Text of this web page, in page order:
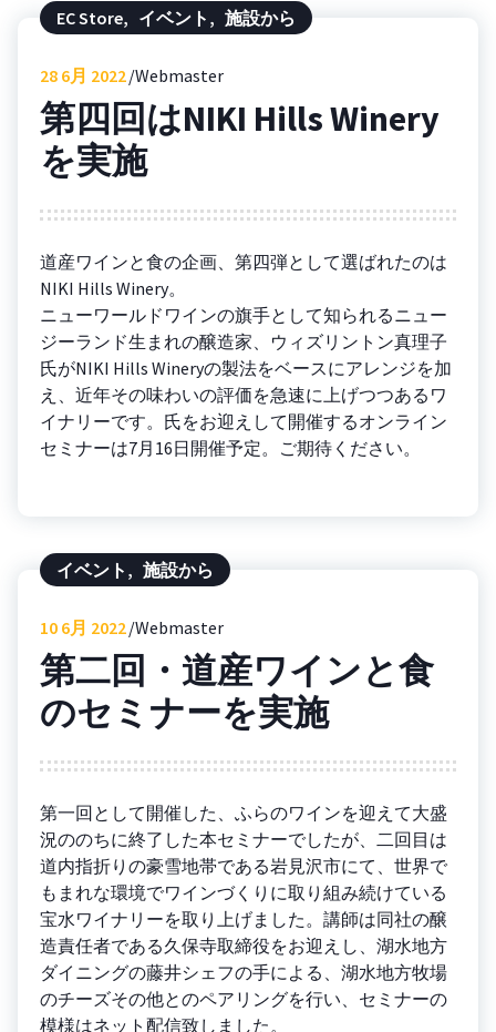
EC Store, イベント , 施設から
28 6月 2022 Webmaster
第四回はNIKI Hills Winery
を実施
道産ワインと食の企画、第四弾として選ばれたのは
NIKI Hills Winery。
ニューワールドワインの旗手として知られるニュー
ジーランド生まれの醸造家、ウィズリントン真理子
氏がNIKI Hills Wineryの製法をベースにアレンジを加
え、近年その味わいの評価を急速に上げつつあるワ
イナリーです。氏をお迎えして開催するオンライン
セミナーは7月16日開催予定。ご期待ください。
イベント , 施設から
10 6月 2022 Webmaster
第二回・道産ワインと食
のセミナーを実施
第一回として開催した、ふらのワインを迎えて大盛
況ののちに終了した本セミナーでしたが、二回目は
道内指折りの豪雪地帯である岩見沢市にて、世界で
もまれな環境でワインづくりに取り組み続けている
宝水ワイナリーを取り上げました。講師は同社の醸
造責任者である久保寺取締役をお迎えし、湖水地方
ダイニングの藤井シェフの手による、湖水地方牧場
のチーズその他とのペアリングを行い、セミナーの
模様はネット配信致しました。